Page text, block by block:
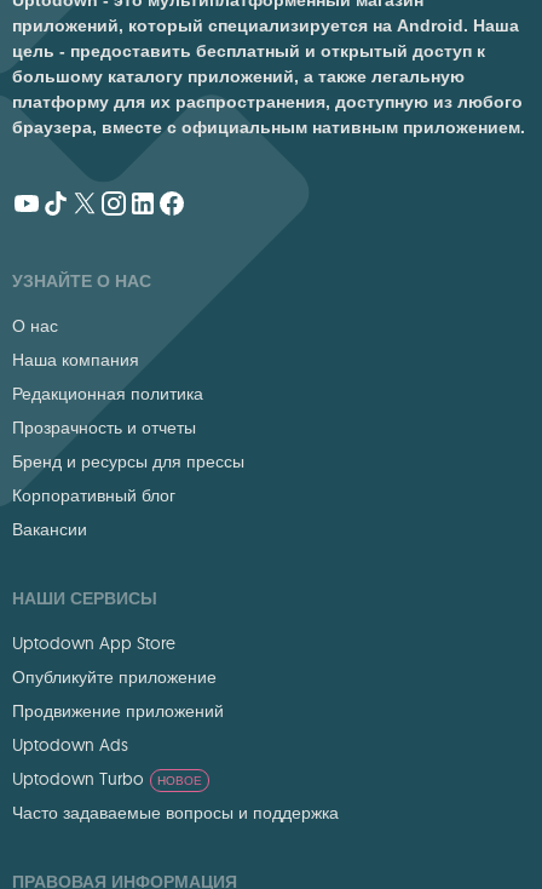
приложений, который специализируется на Android. Наша
цель - предоставить бесплатный и открытый доступ к
большому каталогу приложений, а также легальную
платформу для их распространения, доступную из любого
браузера, вместе с официальным нативным приложением.
УЗНАЙТЕ О НАС
О нас
Наша компания
Редакционная политика
Прозрачность и отчеты
Бренд и ресурсы для прессы
Корпоративный блог
Вакансии
НАШИ СЕРВИСЫ
Uptodown App Store
Опубликуйте приложение
Продвижение приложений
Uptodown Ads
Uptodown Turbo
НОВОЕ
Часто задаваемые вопросы и поддержка
ПРАВОВАЯ ИНФОРМАЦИЯ